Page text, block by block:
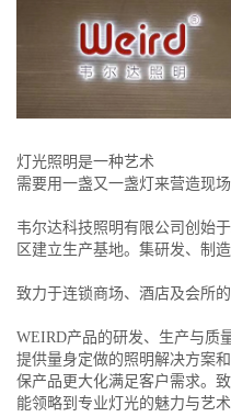
灯光照明是一种艺术
需要用一盏又一盏灯来营造现场
韦尔达科技照明有限公司创始
区建立生产基地。集研发、制
致力于连锁商场、酒店及会所的
WEIRD产品的研发、生产与质
提供量身定做的照明解决方案
保产品更大化满足客户需求。
能领略到专业灯光的魅力与艺术